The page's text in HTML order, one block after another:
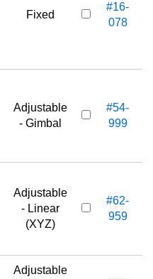
Fixed
#16-
078
Adjustable
- Gimbal
#54-
999
Adjustable
- Linear
(XYZ)
#62-
959
Adjustable